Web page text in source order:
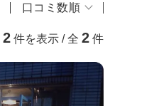
口コミ数順
2 件を表示 / 全 2 件